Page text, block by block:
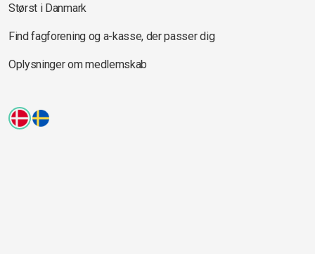
Størst i Danmark
Find fagforening og a-kasse, der passer dig
Oplysninger om medlemskab